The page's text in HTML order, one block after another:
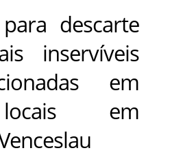
descarte
inservíveis
em
em